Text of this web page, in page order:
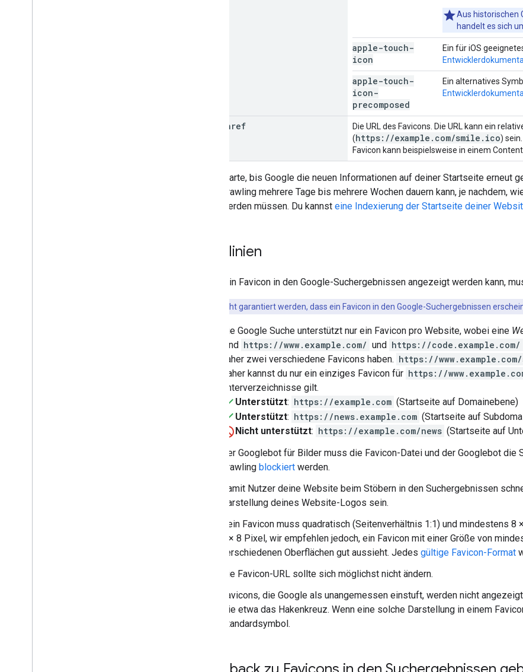
Aus historischen
handelt es sich
apple-touch-
icon
Ein für iOS
apple-touch-
icon-
precomposed
Ein alternatives
href Die URL des Favicons. Die URL kann ein
(https://example.com/smile.ico)
Favicon kann beispielsweise in einem
Warte, bis Google die neuen Informationen auf deiner Startseite erneut
Crawling mehrere Tage bis mehrere Wochen dauern kann, je nachdem,
werden müssen. Du kannst eine Indexierung der Startseite deiner
Richtlinien
Damit ein Favicon in den Google-Suchergebnissen angezeigt werden kann,
Es kann nicht garantiert werden, dass ein Favicon in den Google-Suchergebnissen
Die Google Suche unterstützt nur ein Favicon pro Website, wobei eine
sind https://www.example.com/ und https://code.example.com/
daher zwei verschiedene Favicons haben. https://
Daher kannst du nur ein einziges Favicon für https://
Unterverzeichnisse gilt.
Unterstützt: https://example.com (Startseite auf Domainebene)
Unterstützt: https://news.example.com (Startseite auf
Nicht unterstützt: https://example.com/news (Startseite auf
Der Googlebot für Bilder muss die Favicon-Datei und der Googlebot
Crawling blockiert werden.
Damit Nutzer deine Website beim Stöbern in den Suchergebnissen
Darstellung deines Website-Logos sein.
Dein Favicon muss quadratisch (Seitenverhältnis 1:1) und mindestens
8 × 8 Pixel, wir empfehlen jedoch, ein Favicon mit einer Größe von
verschiedenen Oberflächen gut aussieht. Jedes gültige Favicon-Format
Die Favicon-URL sollte sich möglichst nicht ändern.
Favicons, die Google als unangemessen einstuft, werden nicht
wie etwa das Hakenkreuz. Wenn eine solche Darstellung in einem
Standardsymbol.